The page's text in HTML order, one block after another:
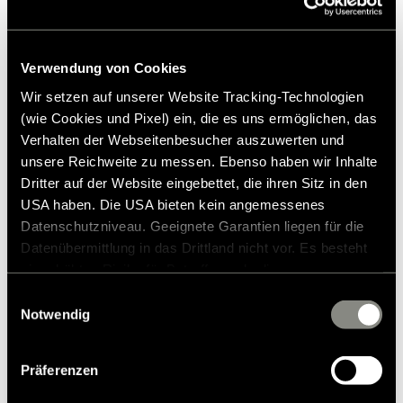
Verwendung von Cookies
Wir setzen auf unserer Website Tracking-Technologien
(wie Cookies und Pixel) ein, die es uns ermöglichen, das
Verhalten der Webseitenbesucher auszuwerten und
unsere Reichweite zu messen. Ebenso haben wir Inhalte
Dritter auf der Website eingebettet, die ihren Sitz in den
USA haben. Die USA bieten kein angemessenes
Datenschutzniveau. Geeignete Garantien liegen für die
Datenübermittlung in das Drittland nicht vor. Es besteht
zustehen. Eingesetzte Dienstleister können Daten für
zusammenführen. Weitere Informationen finden Sie in
unsererDatenschutzerklärung
. Akzeptieren Sie oder
Notwendig
Präferenzen
116,00 €
L'articolo si adatta al mio veicolo?
Numero dell'articolo: 8501090
* Gli accessori originali Hymer non sono disponibili dalla
fabbrica, ma possono essere ordinati e installati solo
tramite il tuo partner commerciale. Le immagini sono